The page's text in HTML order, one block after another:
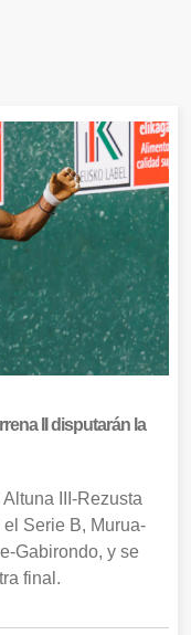
II disputarán la
III-Rezusta
Serie B, Murua-
Gabirondo, y se
final.